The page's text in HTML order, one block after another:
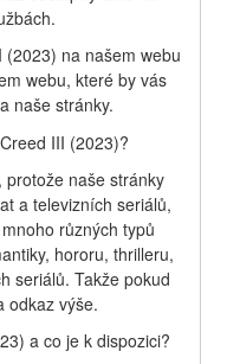
na našem webu
webu, které by vás
naše stránky.
III (2023)?
naše stránky
a televizních seriálů,
různých typů
hororu, thrilleru,
seriálů. Takže pokud
odkaz výše.
a co je k dispozici?